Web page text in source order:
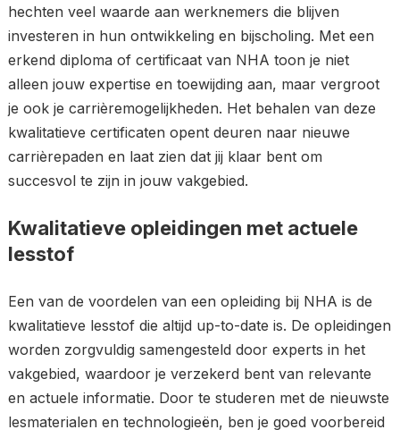
hechten veel waarde aan werknemers die blijven
investeren in hun ontwikkeling en bijscholing. Met een
erkend diploma of certificaat van NHA toon je niet
alleen jouw expertise en toewijding aan, maar vergroot
je ook je carrièremogelijkheden. Het behalen van deze
kwalitatieve certificaten opent deuren naar nieuwe
carrièrepaden en laat zien dat jij klaar bent om
succesvol te zijn in jouw vakgebied.
Kwalitatieve opleidingen met actuele
lesstof
Een van de voordelen van een opleiding bij NHA is de
kwalitatieve lesstof die altijd up-to-date is. De opleidingen
worden zorgvuldig samengesteld door experts in het
vakgebied, waardoor je verzekerd bent van relevante
en actuele informatie. Door te studeren met de nieuwste
lesmaterialen en technologieën, ben je goed voorbereid